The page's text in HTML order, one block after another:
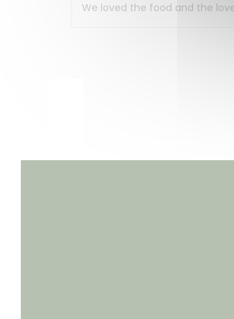
We loved the food and the